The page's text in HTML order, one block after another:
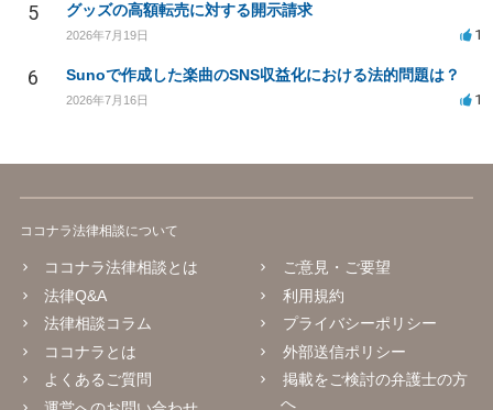
5 グッズの高額転売に対する開示請求
2026年7月19日 1
6 Sunoで作成した楽曲のSNS収益化における法的問題は？
2026年7月16日 1
ココナラ法律相談について
ココナラ法律相談とは
法律Q&A
法律相談コラム
ココナラとは
よくあるご質問
ご意見・ご要望
利用規約
プライバシーポリシー
外部送信ポリシー
掲載をご検討の弁護士の方
へ